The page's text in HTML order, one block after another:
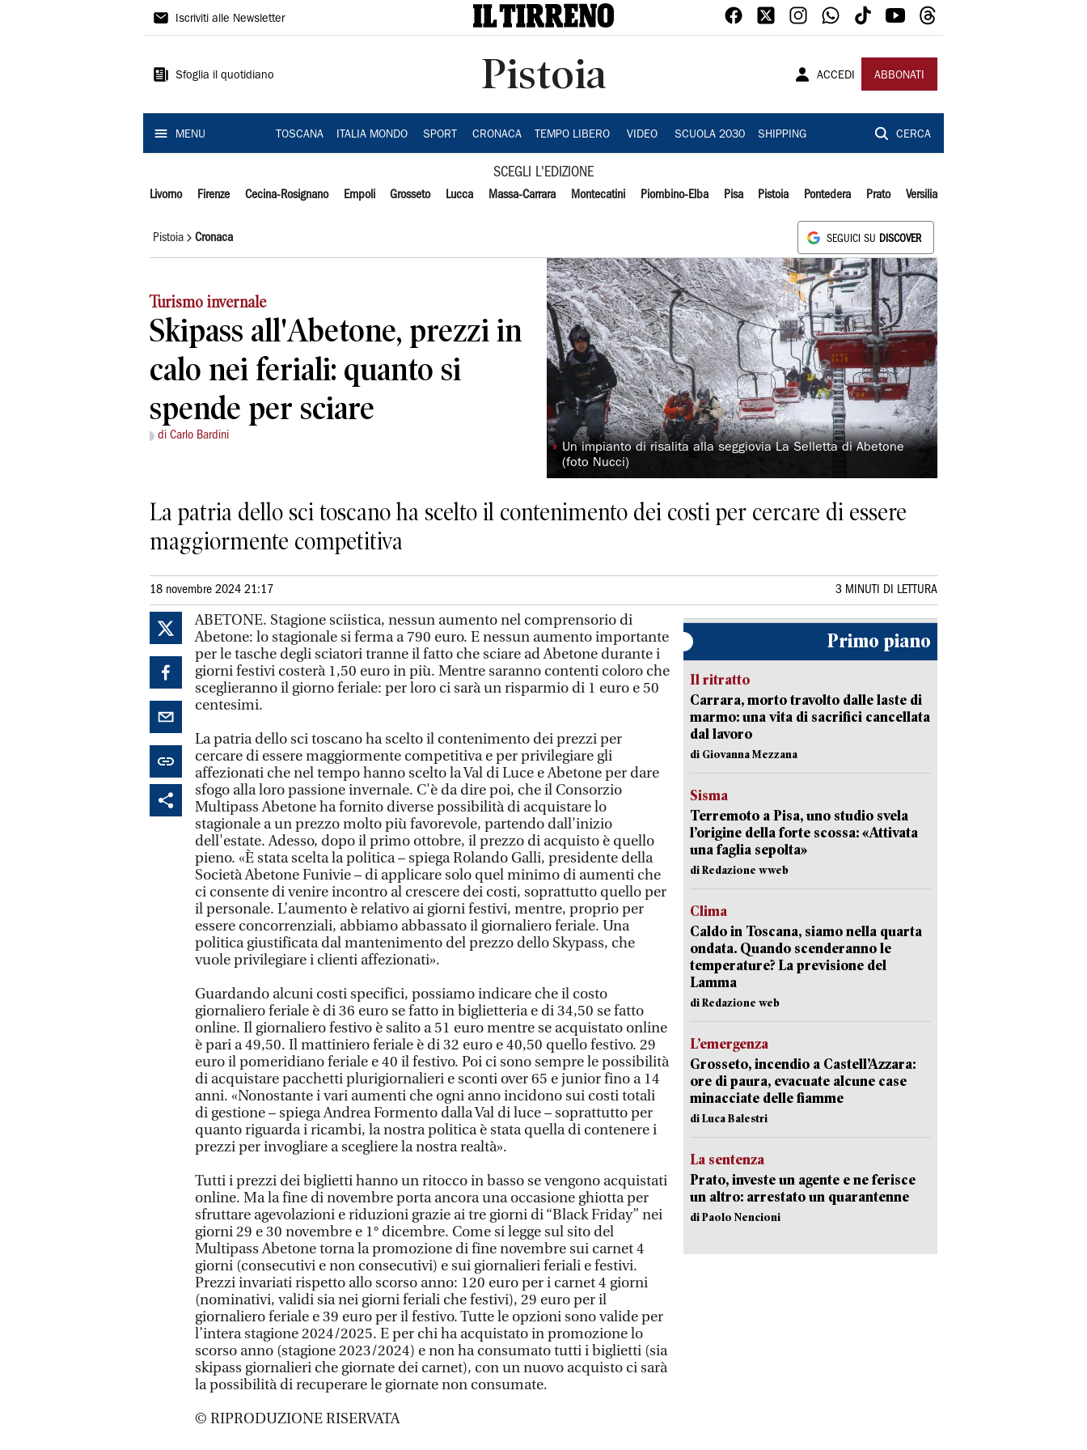
Il
Iscriviti alle Newsletter
Sfoglia il quotidiano Pistoia ACCEDI ABBONATI
MENU TOSCANA ITALIA MONDO SPORT CRONACA TEMPO LIBERO VIDEO SCUOLA 2030 SHIPPING CERCA
SCEGLI L'EDIZIONE
Livorno Firenze Cecina-Rosignano Empoli Grosseto Lucca Massa-Carrara Montecatini Piombino-Elba Pisa Pistoia Pontedera Prato Versilia
Pistoia Cronaca SEGUICI SU DISCOVER
Turismo invernale
Skipass all'Abetone, prezzi in
calo nei feriali: quanto si
spende per sciare
di Carlo Bardini
◗ Un impianto di risalita alla seggiovia La Selletta di Abetone
(foto Nucci)
La patria dello sci toscano ha scelto il contenimento dei costi per cercare di essere
maggiormente competitiva
18 novembre 2024 21:17 3 MINUTI DI LETTURA
ABETONE. Stagione sciistica, nessun aumento nel comprensorio di
Abetone: lo stagionale si ferma a 790 euro. E nessun aumento importante
per le tasche degli sciatori tranne il fatto che sciare ad Abetone durante i
giorni festivi costerà 1,50 euro in più. Mentre saranno contenti coloro che
sceglieranno il giorno feriale: per loro ci sarà un risparmio di 1 euro e 50
centesimi.
La patria dello sci toscano ha scelto il contenimento dei prezzi per
cercare di essere maggiormente competitiva e per privilegiare gli
affezionati che nel tempo hanno scelto la Val di Luce e Abetone per dare
sfogo alla loro passione invernale. C'è da dire poi, che il Consorzio
Multipass Abetone ha fornito diverse possibilità di acquistare lo
stagionale a un prezzo molto più favorevole, partendo dall'inizio
dell'estate. Adesso, dopo il primo ottobre, il prezzo di acquisto è quello
pieno. «È stata scelta la politica – spiega Rolando Galli, presidente della
Società Abetone Funivie – di applicare solo quel minimo di aumenti che
ci consente di venire incontro al crescere dei costi, soprattutto quello per
il personale. L’aumento è relativo ai giorni festivi, mentre, proprio per
essere concorrenziali, abbiamo abbassato il giornaliero feriale. Una
politica giustificata dal mantenimento del prezzo dello Skypass, che
vuole privilegiare i clienti affezionati».
Guardando alcuni costi specifici, possiamo indicare che il costo
giornaliero feriale è di 36 euro se fatto in biglietteria e di 34,50 se fatto
online. Il giornaliero festivo è salito a 51 euro mentre se acquistato online
è pari a 49,50. Il mattiniero feriale è di 32 euro e 40,50 quello festivo. 29
euro il pomeridiano feriale e 40 il festivo. Poi ci sono sempre le possibilità
di acquistare pacchetti plurigiornalieri e sconti over 65 e junior fino a 14
anni. «Nonostante i vari aumenti che ogni anno incidono sui costi totali
di gestione – spiega Andrea Formento dalla Val di luce – soprattutto per
quanto riguarda i ricambi, la nostra politica è stata quella di contenere i
prezzi per invogliare a scegliere la nostra realtà».
Tutti i prezzi dei biglietti hanno un ritocco in basso se vengono acquistati
online. Ma la fine di novembre porta ancora una occasione ghiotta per
sfruttare agevolazioni e riduzioni grazie ai tre giorni di “Black Friday” nei
giorni 29 e 30 novembre e 1° dicembre. Come si legge sul sito del
Multipass Abetone torna la promozione di fine novembre sui carnet 4
giorni (consecutivi e non consecutivi) e sui giornalieri feriali e festivi.
Prezzi invariati rispetto allo scorso anno: 120 euro per i carnet 4 giorni
(nominativi, validi sia nei giorni feriali che festivi), 29 euro per il
giornaliero feriale e 39 euro per il festivo. Tutte le opzioni sono valide per
l’intera stagione 2024/2025. E per chi ha acquistato in promozione lo
scorso anno (stagione 2023/2024) e non ha consumato tutti i biglietti (sia
skipass giornalieri che giornate dei carnet), con un nuovo acquisto ci sarà
la possibilità di recuperare le giornate non consumate.
© RIPRODUZIONE RISERVATA
Primo piano
Il ritratto
Carrara, morto travolto dalle laste di
marmo: una vita di sacrifici cancellata
dal lavoro
di Giovanna Mezzana
Sisma
Terremoto a Pisa, uno studio svela
l’origine della forte scossa: «Attivata
una faglia sepolta»
di Redazione wweb
Clima
Caldo in Toscana, siamo nella quarta
ondata. Quando scenderanno le
temperature? La previsione del
Lamma
di Redazione web
L’emergenza
Grosseto, incendio a Castell’Azzara:
ore di paura, evacuate alcune case
minacciate delle fiamme
di Luca Balestri
La sentenza
Prato, investe un agente e ne ferisce
un altro: arrestato un quarantenne
di Paolo Nencioni